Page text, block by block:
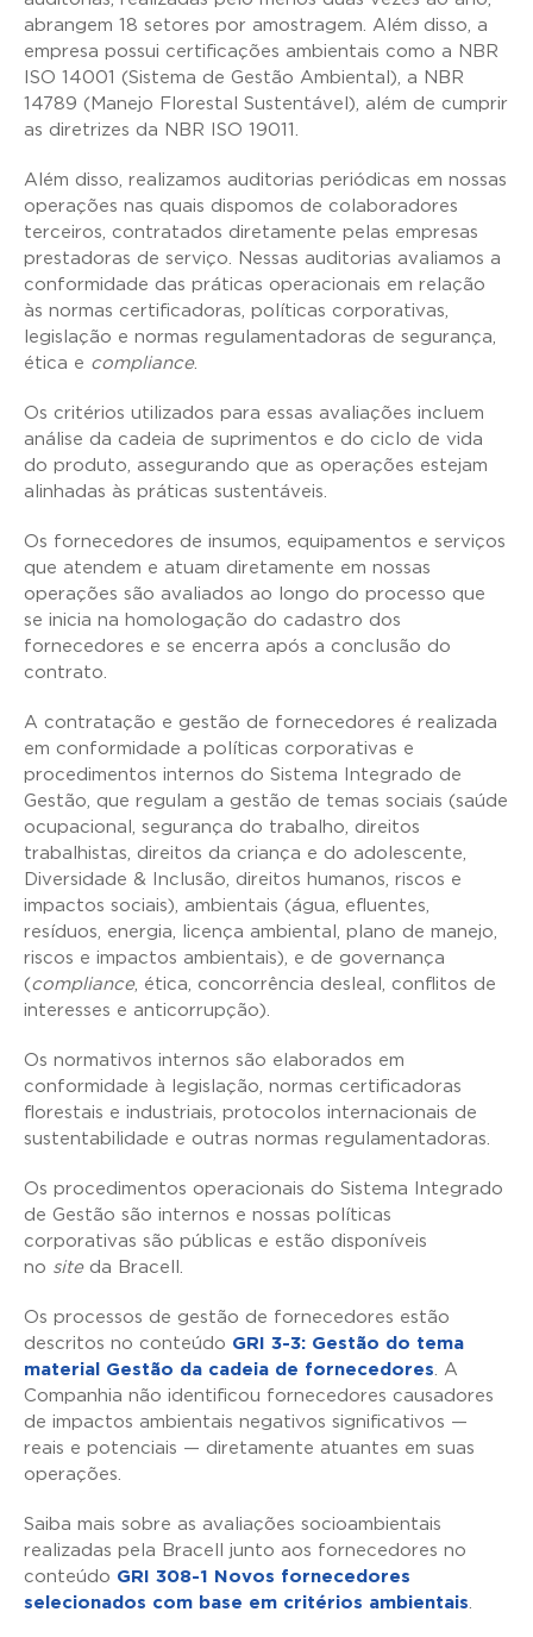
abrangem 18 setores por amostragem. Além disso, a
empresa possui certificações ambientais como a NBR
ISO 14001 (Sistema de Gestão Ambiental), a NBR
14789 (Manejo Florestal Sustentável), além de cumprir
as diretrizes da NBR ISO 19011.
Além disso, realizamos auditorias periódicas em nossas
operações nas quais dispomos de colaboradores
terceiros, contratados diretamente pelas empresas
prestadoras de serviço. Nessas auditorias avaliamos a
conformidade das práticas operacionais em relação
às normas certificadoras, políticas corporativas,
legislação e normas regulamentadoras de segurança,
ética e compliance.
Os critérios utilizados para essas avaliações incluem
análise da cadeia de suprimentos e do ciclo de vida
do produto, assegurando que as operações estejam
alinhadas às práticas sustentáveis.
Os fornecedores de insumos, equipamentos e serviços
que atendem e atuam diretamente em nossas
operações são avaliados ao longo do processo que
se inicia na homologação do cadastro dos
fornecedores e se encerra após a conclusão do
contrato.
A contratação e gestão de fornecedores é realizada
em conformidade a políticas corporativas e
procedimentos internos do Sistema Integrado de
Gestão, que regulam a gestão de temas sociais (saúde
ocupacional, segurança do trabalho, direitos
trabalhistas, direitos da criança e do adolescente,
Diversidade & Inclusão, direitos humanos, riscos e
impactos sociais), ambientais (água, efluentes,
resíduos, energia, licença ambiental, plano de manejo,
riscos e impactos ambientais), e de governança
(compliance, ética, concorrência desleal, conflitos de
interesses e anticorrupção).
Os normativos internos são elaborados em
conformidade à legislação, normas certificadoras
florestais e industriais, protocolos internacionais de
sustentabilidade e outras normas regulamentadoras.
Os procedimentos operacionais do Sistema Integrado
de Gestão são internos e nossas políticas
corporativas são públicas e estão disponíveis
no siteda Bracell.
Os processos de gestão de fornecedores estão
descritos no conteúdo GRI 3-3: Gestão do tema
material Gestão da cadeia de fornecedores . A
Companhia não identificou fornecedores causadores
de impactos ambientais negativos significativos —
reais e potenciais — diretamente atuantes em suas
operações.
Saiba mais sobre as avaliações socioambientais
realizadas pela Bracell junto aos fornecedores no
conteúdo GRI 308-1 Novos fornecedores
selecionados com base em critérios ambientais